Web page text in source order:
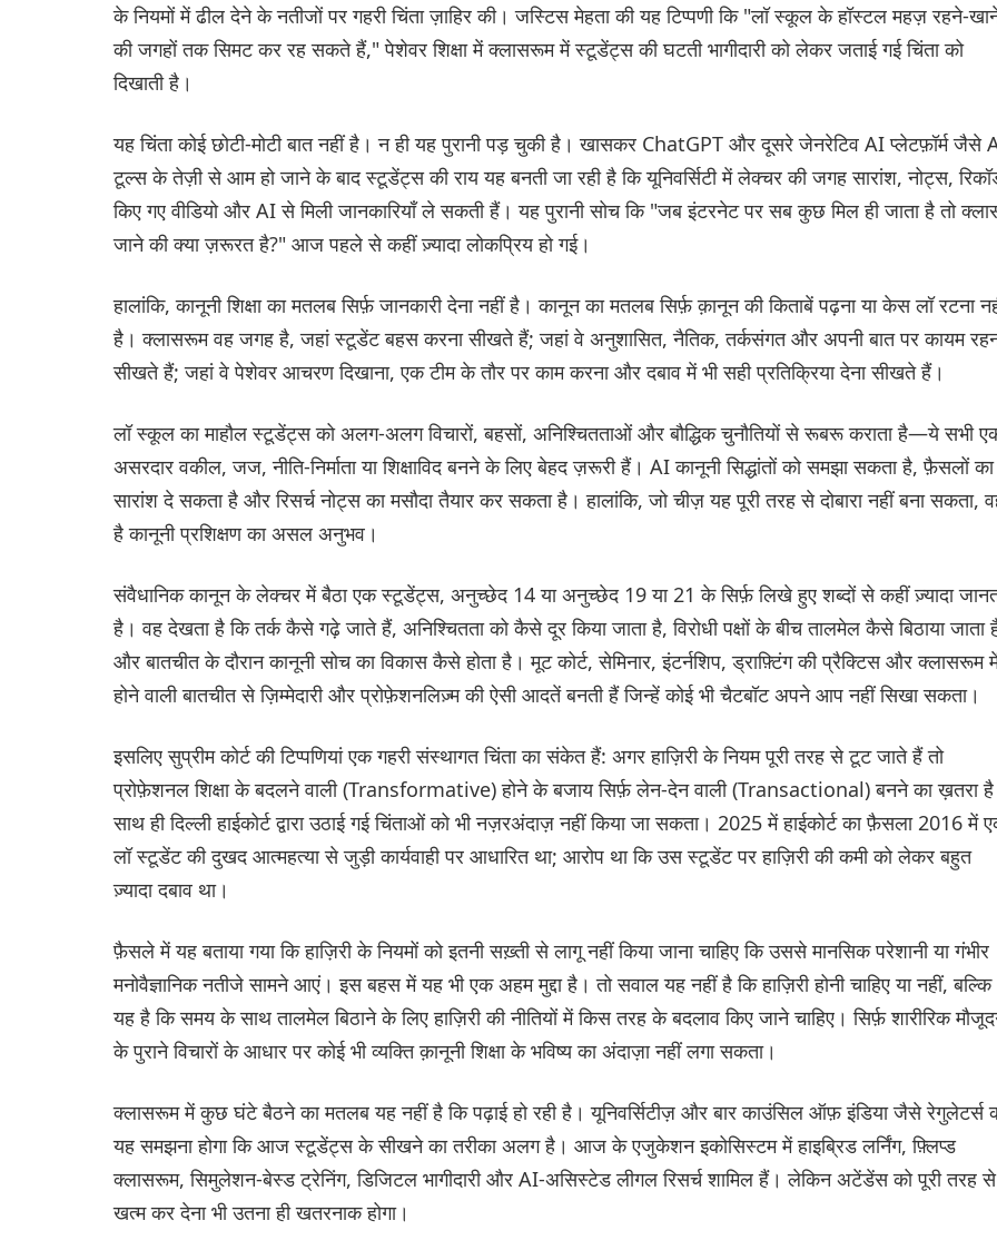
के नियमों में ढील देने के नतीजों पर गहरी चिंता ज़ाहिर की। जस्टिस मेहता की यह टिप्पणी कि "लॉ स्कूल के हॉस्टल महज़ रहने-
की जगहों तक सिमट कर रह सकते हैं," पेशेवर शिक्षा में क्लासरूम में स्टूडेंट्स की घटती भागीदारी को लेकर जताई गई चिंता को
दिखाती है।
यह चिंता कोई छोटी-मोटी बात नहीं है। न ही यह पुरानी पड़ चुकी है। खासकर ChatGPT और दूसरे जेनरेटिव AI प्लेटफ़ॉर्म जैसे
टूल्स के तेज़ी से आम हो जाने के बाद स्टूडेंट्स की राय यह बनती जा रही है कि यूनिवर्सिटी में लेक्चर की जगह सारांश, नोट्स,
किए गए वीडियो और AI से मिली जानकारियाँ ले सकती हैं। यह पुरानी सोच कि "जब इंटरनेट पर सब कुछ मिल ही जाता है तो
जाने की क्या ज़रूरत है?" आज पहले से कहीं ज़्यादा लोकप्रिय हो गई।
हालांकि, कानूनी शिक्षा का मतलब सिर्फ़ जानकारी देना नहीं है। कानून का मतलब सिर्फ़ क़ानून की किताबें पढ़ना या केस लॉ रटना
है। क्लासरूम वह जगह है, जहां स्टूडेंट बहस करना सीखते हैं; जहां वे अनुशासित, नैतिक, तर्कसंगत और अपनी बात पर कायम
सीखते हैं; जहां वे पेशेवर आचरण दिखाना, एक टीम के तौर पर काम करना और दबाव में भी सही प्रतिक्रिया देना सीखते हैं।
लॉ स्कूल का माहौल स्टूडेंट्स को अलग-अलग विचारों, बहसों, अनिश्चितताओं और बौद्धिक चुनौतियों से रूबरू कराता है—ये सभी
असरदार वकील, जज, नीति-निर्माता या शिक्षाविद बनने के लिए बेहद ज़रूरी हैं। AI कानूनी सिद्धांतों को समझा सकता है, फ़ैसलों का
सारांश दे सकता है और रिसर्च नोट्स का मसौदा तैयार कर सकता है। हालांकि, जो चीज़ यह पूरी तरह से दोबारा नहीं बना सकता,
है कानूनी प्रशिक्षण का असल अनुभव।
संवैधानिक कानून के लेक्चर में बैठा एक स्टूडेंट्स, अनुच्छेद 14 या अनुच्छेद 19 या 21 के सिर्फ़ लिखे हुए शब्दों से कहीं ज़्यादा
है। वह देखता है कि तर्क कैसे गढ़े जाते हैं, अनिश्चितता को कैसे दूर किया जाता है, विरोधी पक्षों के बीच तालमेल कैसे बिठाया जाता
और बातचीत के दौरान कानूनी सोच का विकास कैसे होता है। मूट कोर्ट, सेमिनार, इंटर्नशिप, ड्राफ़्टिंग की प्रैक्टिस और क्लासरूम
होने वाली बातचीत से ज़िम्मेदारी और प्रोफ़ेशनलिज़्म की ऐसी आदतें बनती हैं जिन्हें कोई भी चैटबॉट अपने आप नहीं सिखा सकता।
इसलिए सुप्रीम कोर्ट की टिप्पणियां एक गहरी संस्थागत चिंता का संकेत हैं: अगर हाज़िरी के नियम पूरी तरह से टूट जाते हैं तो
प्रोफ़ेशनल शिक्षा के बदलने वाली (Transformative) होने के बजाय सिर्फ़ लेन-देन वाली (Transactional) बनने का ख़तरा
साथ ही दिल्ली हाईकोर्ट द्वारा उठाई गई चिंताओं को भी नज़रअंदाज़ नहीं किया जा सकता। 2025 में हाईकोर्ट का फ़ैसला 2016 में
लॉ स्टूडेंट की दुखद आत्महत्या से जुड़ी कार्यवाही पर आधारित था; आरोप था कि उस स्टूडेंट पर हाज़िरी की कमी को लेकर बहुत
ज़्यादा दबाव था।
फ़ैसले में यह बताया गया कि हाज़िरी के नियमों को इतनी सख़्ती से लागू नहीं किया जाना चाहिए कि उससे मानसिक परेशानी या गंभीर
मनोवैज्ञानिक नतीजे सामने आएं। इस बहस में यह भी एक अहम मुद्दा है। तो सवाल यह नहीं है कि हाज़िरी होनी चाहिए या नहीं, बल्कि
यह है कि समय के साथ तालमेल बिठाने के लिए हाज़िरी की नीतियों में किस तरह के बदलाव किए जाने चाहिए। सिर्फ़ शारीरिक
के पुराने विचारों के आधार पर कोई भी व्यक्ति क़ानूनी शिक्षा के भविष्य का अंदाज़ा नहीं लगा सकता।
क्लासरूम में कुछ घंटे बैठने का मतलब यह नहीं है कि पढ़ाई हो रही है। यूनिवर्सिटीज़ और बार काउंसिल ऑफ़ इंडिया जैसे रेगुलेटर्स
यह समझना होगा कि आज स्टूडेंट्स के सीखने का तरीका अलग है। आज के एजुकेशन इकोसिस्टम में हाइब्रिड लर्निंग, फ़्लिप्ड
क्लासरूम, सिमुलेशन-बेस्ड ट्रेनिंग, डिजिटल भागीदारी और AI-असिस्टेड लीगल रिसर्च शामिल हैं। लेकिन अटेंडेंस को पूरी तरह से
खत्म कर देना भी उतना ही खतरनाक होगा।